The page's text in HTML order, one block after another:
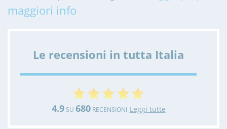
maggiori info
Le recensioni in tutta Italia
4.9SU 680RECENSIONI Leggi tutte